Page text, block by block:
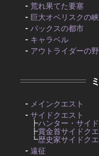
荒れ果てた要塞
巨大オベリスクの
パックスの都市
キャラベル
アウトライダーの
メインクエスト
サイドクエスト
┣ハンター・サイ
┣賞金首サイドク
┗歴史家サイドク
遠征